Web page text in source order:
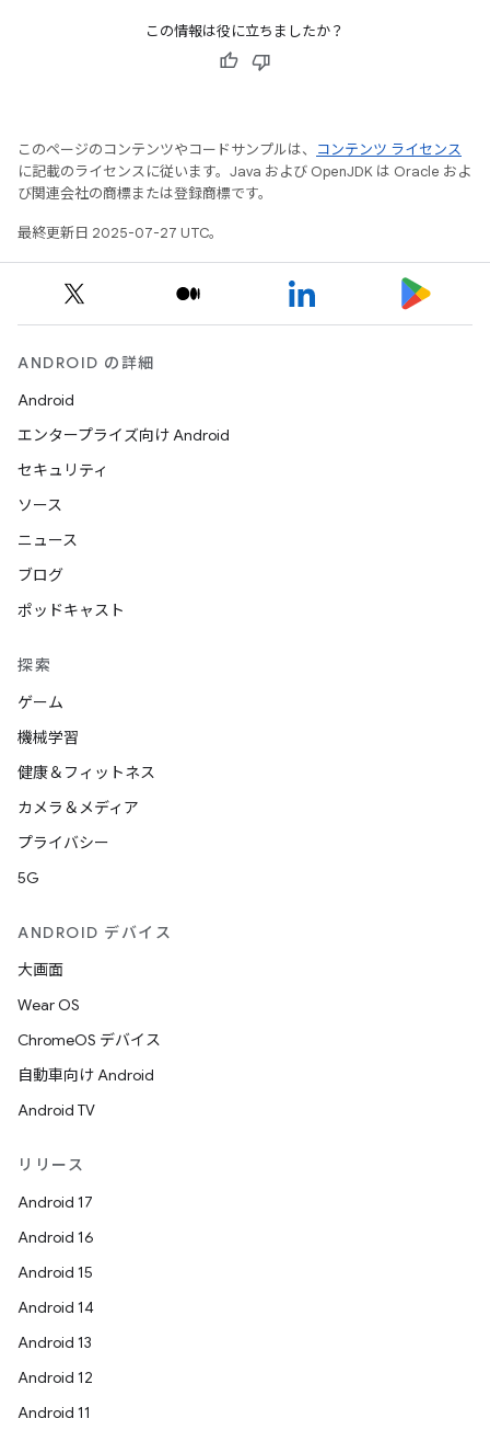
この情報は役に立ちましたか？
このページのコンテンツやコードサンプルは、
コンテンツ ライセンス
に記載のライセンスに従います。Java および OpenJDK は Oracle およ
び関連会社の商標または登録商標です。
最終更新日 2025-07-27 UTC。
ANDROID の詳細
Android
エンタープライズ向け Android
セキュリティ
ソース
ニュース
ブログ
ポッドキャスト
探索
ゲーム
機械学習
健康＆フィットネス
カメラ＆メディア
プライバシー
5G
ANDROID デバイス
大画面
Wear OS
ChromeOS デバイス
自動車向け Android
Android TV
リリース
Android 17
Android 16
Android 15
Android 14
Android 13
Android 12
Android 11